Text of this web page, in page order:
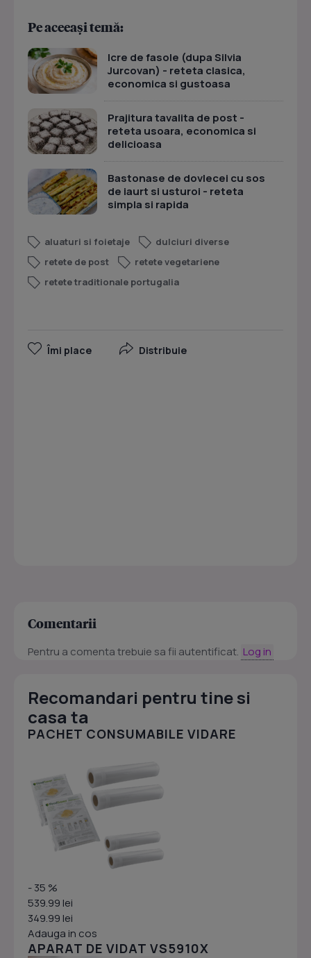
Pe aceeași temă:
Icre de fasole (dupa Silvia
Jurcovan) - reteta clasica,
economica si gustoasa
Prajitura tavalita de post -
reteta usoara, economica si
delicioasa
Bastonase de dovlecei cu sos
de iaurt si usturoi - reteta
simpla si rapida
aluaturi si foietaje
dulciuri diverse
retete de post
retete vegetariene
retete traditionale portugalia
Îmi place Distribuie
Comentarii
Pentru a comenta trebuie sa fii autentificat. Log in
Recomandari pentru tine si
casa ta
PACHET CONSUMABILE VIDARE
- 35 %
539.99 lei
349.99 lei
Adauga in cos
APARAT DE VIDAT VS5910X